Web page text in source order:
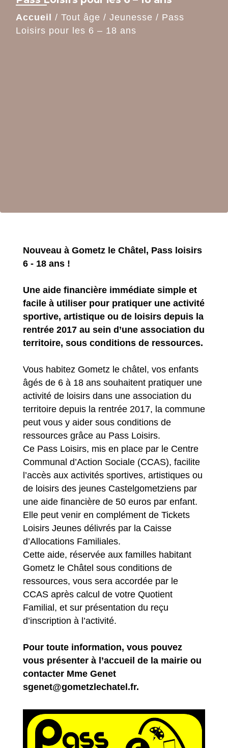
Accueil / Tout âge / Jeunesse / Pass
Loisirs pour les 6 – 18 ans
Nouveau à Gometz le Châtel, Pass loisirs
6 - 18 ans !
Une aide financière immédiate simple et
facile à utiliser pour pratiquer une activité
sportive, artistique ou de loisirs depuis la
rentrée 2017 au sein d’une association du
territoire, sous conditions de ressources.
Vous habitez Gometz le châtel, vos enfants
âgés de 6 à 18 ans souhaitent pratiquer une
activité de loisirs dans une association du
territoire depuis la rentrée 2017, la commune
peut vous y aider sous conditions de
ressources grâce au Pass Loisirs.
Ce Pass Loisirs, mis en place par le Centre
Communal d’Action Sociale (CCAS), facilite
l’accès aux activités sportives, artistiques ou
de loisirs des jeunes Castelgometziens par
une aide financière de 50 euros par enfant.
Elle peut venir en complément de Tickets
Loisirs Jeunes délivrés par la Caisse
d’Allocations Familiales.
Cette aide, réservée aux familles habitant
Gometz le Châtel sous conditions de
ressources, vous sera accordée par le
CCAS après calcul de votre Quotient
Familial, et sur présentation du reçu
d’inscription à l’activité.
Pour toute information, vous pouvez
vous présenter à l’accueil de la mairie ou
contacter Mme Genet
sgenet@gometzlechatel.fr.